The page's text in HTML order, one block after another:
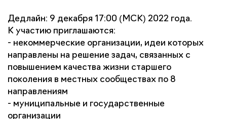
Дедлайн: 9 декабря 17:00 (МСК) 2022 года.
К участию приглашаются:
- некоммерческие организации, идеи которых
направлены на решение задач, связанных с
повышением качества жизни старшего
поколения в местных сообществах по 8
направлениям
- муниципальные и государственные
организации